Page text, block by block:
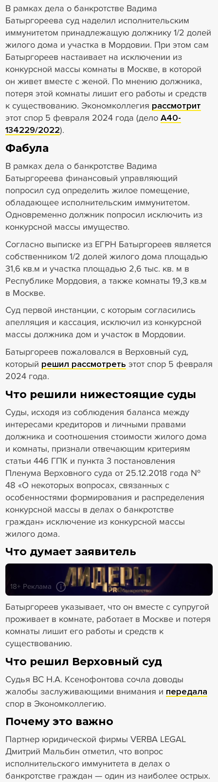
В рамках дела о банкротстве Вадима
Батыргореева суд наделил исполнительским
иммунитетом принадлежащую должнику 1/2 долей
жилого дома и участка в Мордовии. При этом сам
Батыргореев настаивает на исключении из
конкурсной массы комнаты в Москве, в которой
он живет вместе с женой. По мнению должника,
потеря этой комнаты лишит его работы и средств
к существованию. Экономколлегия рассмотрит
этот спор 5 февраля 2024 года (дело А40-
134229/2022).
Фабула
В рамках дела о банкротстве Вадима
Батыргореева финансовый управляющий
попросил суд определить жилое помещение,
обладающее исполнительским иммунитетом.
Одновременно должник попросил исключить из
конкурсной массы имущество.
Согласно выписке из ЕГРН Батыргореев является
собственником 1/2 долей жилого дома площадью
31,6 кв.м и участка площадью 2,6 тыс. кв. м в
Республике Мордовия, а также комнаты 19,3 кв.м
в Москве.
Суд первой инстанции, с которым согласились
апелляция и кассация, исключил из конкурсной
массы должника дом и участок в Мордовии.
Батыргореев пожаловался в Верховный суд,
который решил рассмотреть этот спор 5 февраля
2024 года.
Что решили нижестоящие суды
Суды, исходя из соблюдения баланса между
интересами кредиторов и личными правами
должника и соотношения стоимости жилого дома
и комнаты, признали отвечающим критериям
статьи 446 ГПК и пункта 3 постановления
Пленума Верховного суда от 25.12.2018 года №
48 «О некоторых вопросах, связанных с
особенностями формирования и распределения
конкурсной массы в делах о банкротстве
граждан» исключение из конкурсной массы
жилого дома.
Что думает заявитель
18+ Реклама
Батыргореев указывает, что он вместе с супругой
проживает в комнате, работает в Москве и потеря
комнаты лишит его работы и средств к
существованию.
Что решил Верховный суд
Судья ВС Н.А. Ксенофонтова сочла доводы
жалобы заслуживающими внимания и передала
спор в Экономколлегию.
Почему это важно
Партнер юридической фирмы VERBA LEGAL
Дмитрий Мальбин отметил, что вопрос
исполнительского иммунитета в делах о
банкротстве граждан — один из наиболее острых.